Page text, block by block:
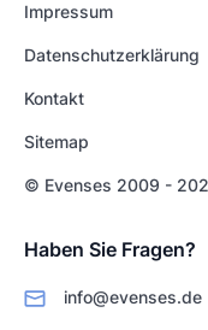
Impressum
Datenschutzerklärung
Kontakt
Sitemap
© Evenses 2009 -
Haben Sie Fragen?
info@evenses.de